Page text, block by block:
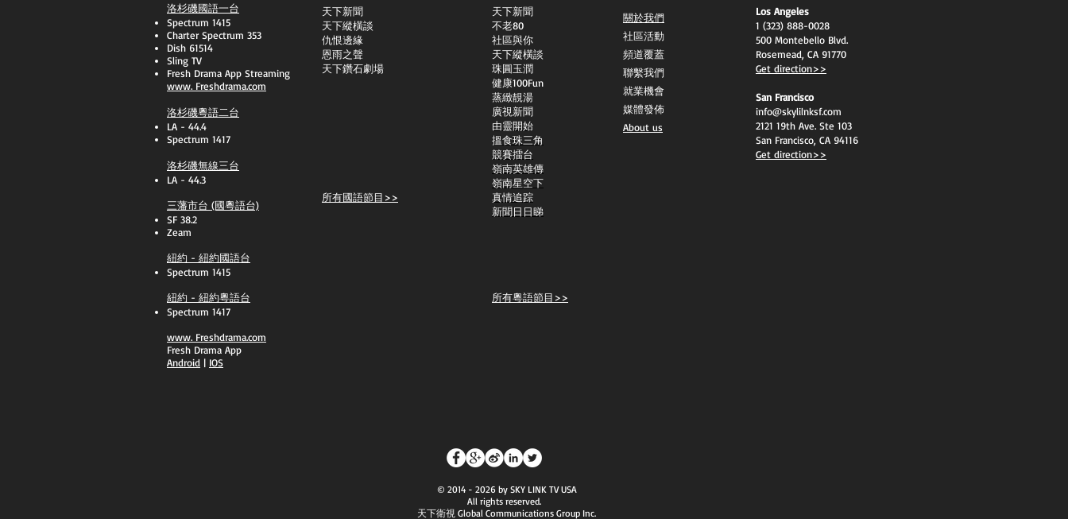
洛杉磯國語一台
Spectrum 1415
Charter Spectrum 353
Dish 61514
Sling TV
​Fresh Drama App Streaming
www. Freshdrama.com
洛杉磯粵語二台
LA - 44.4
Spectrum 1417
洛杉磯無線三台
LA - 44.3
三藩市台 (國粵語台)
SF 38.2
Zeam
紐約 - 紐約國語台
Spectrum 1415
紐約 - 紐約粵語台
Spectrum 1417
​www. Freshdrama.com
Fresh Drama App
​Android | IOS
天下新聞
天下縱橫談
​仇恨邊緣
恩雨之聲
天下鑽石劇場
所有國語節目>>
天下新聞
不老80
社區與你
天下縱橫談
​珠圓玉潤
​健康100Fun
蒸緻靚湯
​廣視新聞
由靈開始
搵食珠三角
競賽擂台
嶺南英雄傳
嶺南星空下
真情追踪
新聞日日睇
所有粵語節目>>
關於我們
社區活動
頻道覆蓋
聯繫我們
就業機會
媒體發佈
About us
Los Angeles
1 (323) 888-0028
500 Montebello Blvd.
Rosemead, CA 91770
Get direction>>
San Francisco
info@skylilnksf.com
2121 19th Ave. Ste 103
San Francisco, CA 94116
Get direction>>
© 2014 - 2026 by SKY LINK TV USA
All rights reserved.
天下衛視 Global Communications Group Inc.